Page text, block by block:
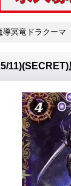
冥竜ドラクーマ